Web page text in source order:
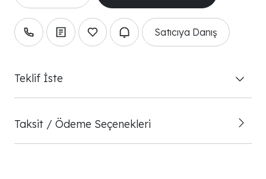
Satıcıya Danış
Teklif İste
Taksit / Ödeme Seçenekleri